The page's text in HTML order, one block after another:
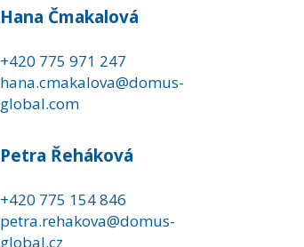
Hana Čmakalová
+420 775 971 247
hana.cmakalova@domus-
global.com
Petra Řeháková
+420 775 154 846
petra.rehakova@domus-
global.cz